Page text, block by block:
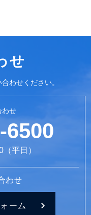
せ
わせください。
わせ
6500
平日）
わせ
ーム